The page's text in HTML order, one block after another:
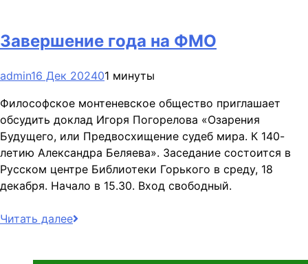
Завершение года на ФМО
admin16 Дек 202401 минуты
Философское монтеневское общество приглашает
обсудить доклад Игоря Погорелова «Озарения
Будущего, или Предвосхищение судеб мира. К 140-
летию Александра Беляева». Заседание состоится в
Русском центре Библиотеки Горького в среду, 18
декабря. Начало в 15.30. Вход свободный.
Читать далее